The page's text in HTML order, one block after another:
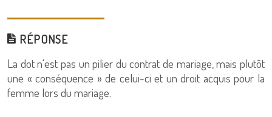
RÉPONSE
La dot n'est pas un pilier du contrat de mariage, mais plutôt
une « conséquence » de celui-ci et un droit acquis pour la
femme lors du mariage.